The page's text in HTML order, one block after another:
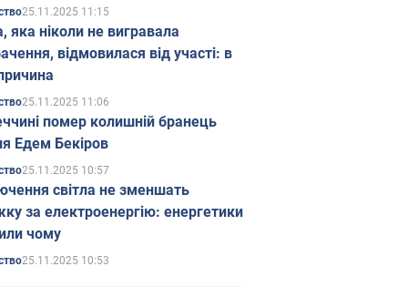
25.11.2025 11:15
яка ніколи не вигравала
відмовилася від участі: в
25.11.2025 11:06
помер колишній бранець
Едем Бекіров
25.11.2025 10:57
світла не зменшать
за електроенергію: енергетики
чому
25.11.2025 10:53